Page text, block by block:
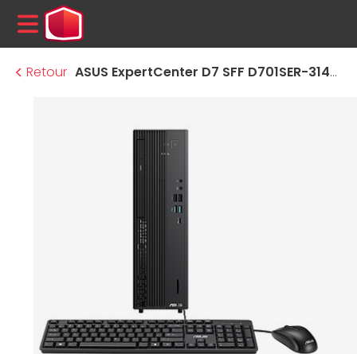
MENU
Retour
ASUS ExpertCenter D7 SFF D701SER-314100006X - Windows 11 Pro